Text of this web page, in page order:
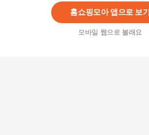
홈쇼핑모아 앱으로 보기
모바일 웹으로 볼래요